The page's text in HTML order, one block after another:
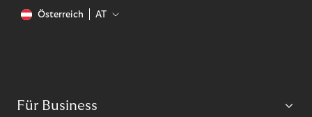
Österreich AT
Für Business